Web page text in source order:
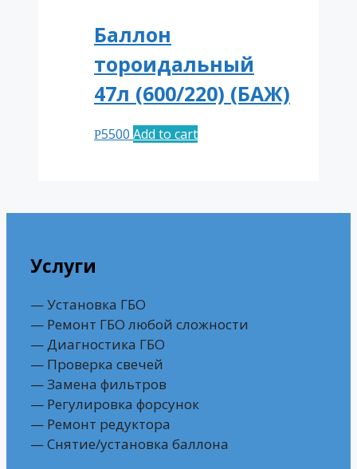
Баллон
тороидальный
47л (600/220) (БАЖ)
Р5500 Add to cart
Услуги
— Установка ГБО
— Ремонт ГБО любой сложности
— Диагностика ГБО
— Проверка свечей
— Замена фильтров
— Регулировка форсунок
— Ремонт редуктора
— Снятие/установка баллона